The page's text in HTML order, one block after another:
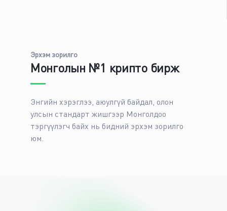
Эрхэм зорилго
Монголын №1 крипто бирж
Энгийн хэрэглээ, аюулгүй байдал, олон
улсын стандарт жишгээр Монголдоо
тэргүүлэгч байх нь бидний эрхэм зорилго
юм.